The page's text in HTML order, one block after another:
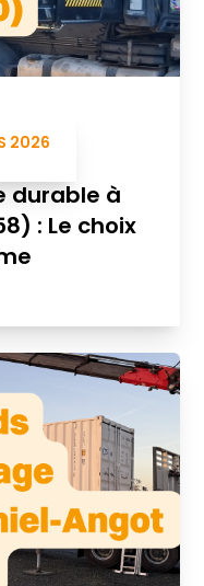
2026
durable à
: Le choix